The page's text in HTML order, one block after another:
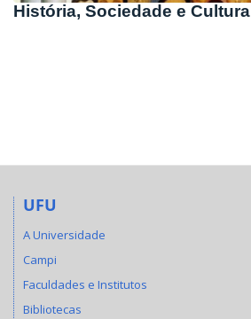
História, Sociedade e Cultura
UFU
A Universidade
Campi
Faculdades e Institutos
Bibliotecas